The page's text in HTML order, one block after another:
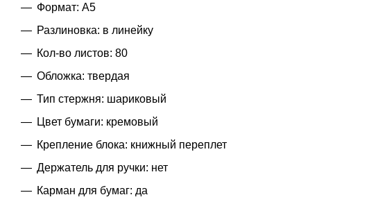
Формат: A5
Разлиновка: в линейку
Кол-во листов: 80
Обложка: твердая
Тип стержня: шариковый
Цвет бумаги: кремовый
Крепление блока: книжный переплет
Держатель для ручки: нет
Карман для бумаг: да